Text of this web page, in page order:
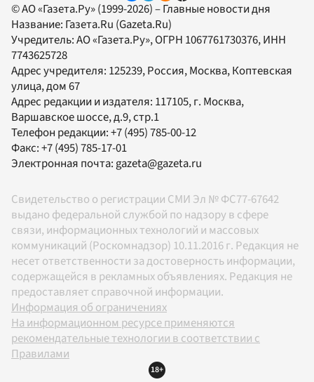
© АО «Газета.Ру» (1999-2026) – Главные новости дня
Название: Газета.Ru (Gazeta.Ru)
Учредитель:АО «Газета.Ру», ОГРН 1067761730376, ИНН
7743625728
Адрес учредителя: 125239, Россия, Москва, Коптевская
улица, дом 67
Адрес редакции и издателя: 117105, г. Москва,
Варшавское шоссе, д.9, стр.1
Телефон редакции:+7 (495) 785-00-12
Факс:+7 (495) 785-17-01
Электронная почта:gazeta@gazeta.ru
Свидетельство о регистрации СМИ Эл № ФС77-67642
выдано федеральной службой по надзору в сфере
связи, информационных технологий и массовых
коммуникаций (Роскомнадзор) 10.11.2016 г. Редакция не
несет ответственности за достоверность информации,
содержащейся в рекламных объявлениях. Редакция не
предоставляет справочной информации.
Информация об ограничениях
На информационном ресурсе применяются
рекомендательные технологии в соответствии с
Правилами
18+